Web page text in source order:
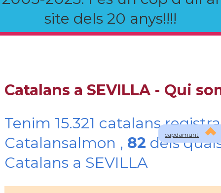
site dels 20 anys!!!!
capdamunt
Catalans a SEVILLA - Qui
Tenim 15.321 catalans
Catalansalmon , 82 dels
Catalans a SEVILLA